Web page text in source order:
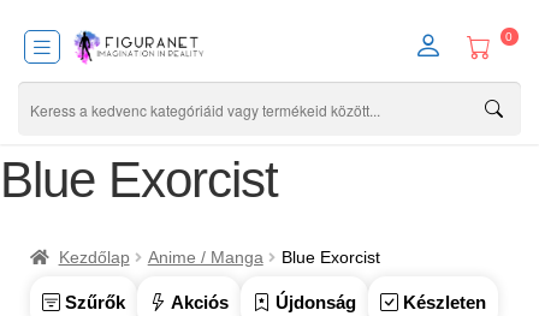
0
Blue Exorcist
Kezdőlap Anime / Manga Blue Exorcist
Szűrők Akciós Újdonság Készleten